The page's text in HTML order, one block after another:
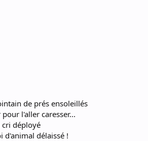
de prés ensoleillés
l'aller caresser...
cri déployé
d'animal délaissé !